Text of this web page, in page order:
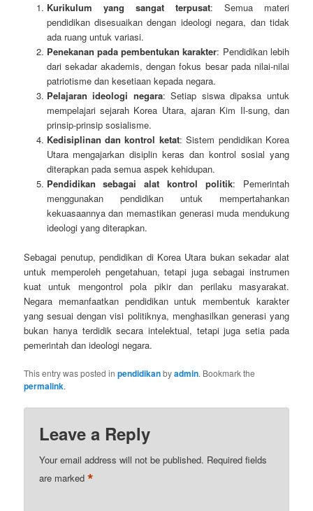
Kurikulum yang sangat terpusat: Semua materi
pendidikan disesuaikan dengan ideologi negara, dan tidak
ada ruang untuk variasi.
Penekanan pada pembentukan karakter: Pendidikan lebih
dari sekadar akademis, dengan fokus besar pada nilai-nilai
patriotisme dan kesetiaan kepada negara.
Pelajaran ideologi negara: Setiap siswa dipaksa untuk
mempelajari sejarah Korea Utara, ajaran Kim Il-sung, dan
prinsip-prinsip sosialisme.
Kedisiplinan dan kontrol ketat: Sistem pendidikan Korea
Utara mengajarkan disiplin keras dan kontrol sosial yang
diterapkan pada semua aspek kehidupan.
Pendidikan sebagai alat kontrol politik: Pemerintah
menggunakan pendidikan untuk mempertahankan
kekuasaannya dan memastikan generasi muda mendukung
ideologi yang diterapkan.
Sebagai penutup, pendidikan di Korea Utara bukan sekadar alat
untuk memperoleh pengetahuan, tetapi juga sebagai instrumen
kuat untuk mengontrol pola pikir dan perilaku masyarakat.
Negara memanfaatkan pendidikan untuk membentuk karakter
yang sesuai dengan visi politiknya, menghasilkan generasi yang
bukan hanya terdidik secara intelektual, tetapi juga setia pada
pemerintah dan ideologi negara.
This entry was posted inpendidikanbyadmin. Bookmark the
permalink.
Leave a Reply
Your email address will not be published. Required fields
are marked*